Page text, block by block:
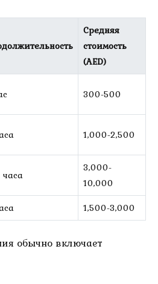
Средняя
стоимость
(AED)
300-500
1,000-2,500
3,000-
10,000
1,500-3,000
обычно включает